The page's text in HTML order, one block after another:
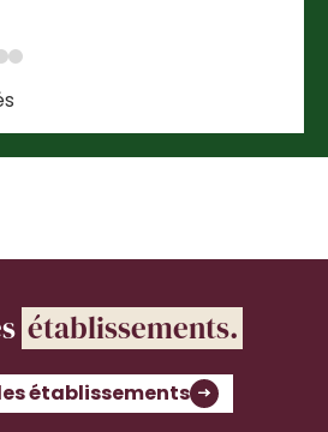
établissements.
établissements